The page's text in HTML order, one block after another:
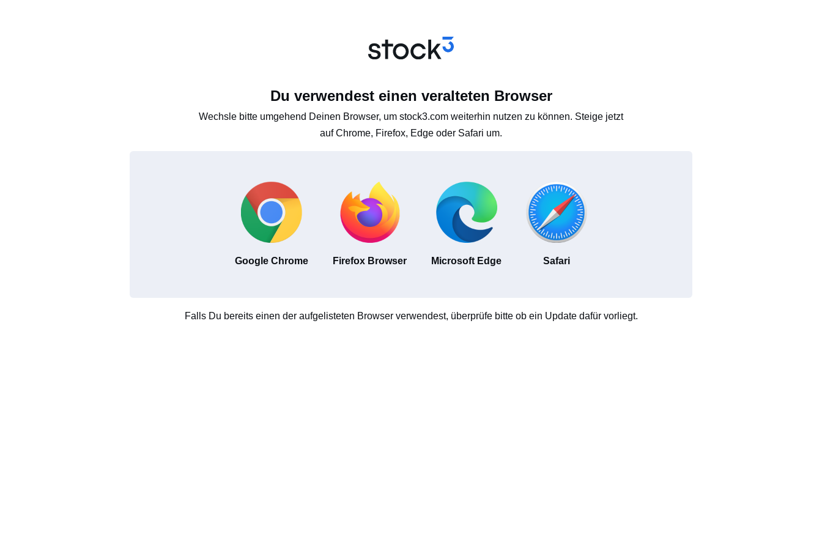
Du verwendest einen veralteten Browser
Wechsle bitte umgehend Deinen Browser, um stock3.com weiterhin nutzen zu können. Steige jetzt
auf Chrome, Firefox, Edge oder Safari um.
Google Chrome Firefox Browser Microsoft Edge Safari
Falls Du bereits einen der aufgelisteten Browser verwendest, überprüfe bitte ob ein Update dafür vorliegt.